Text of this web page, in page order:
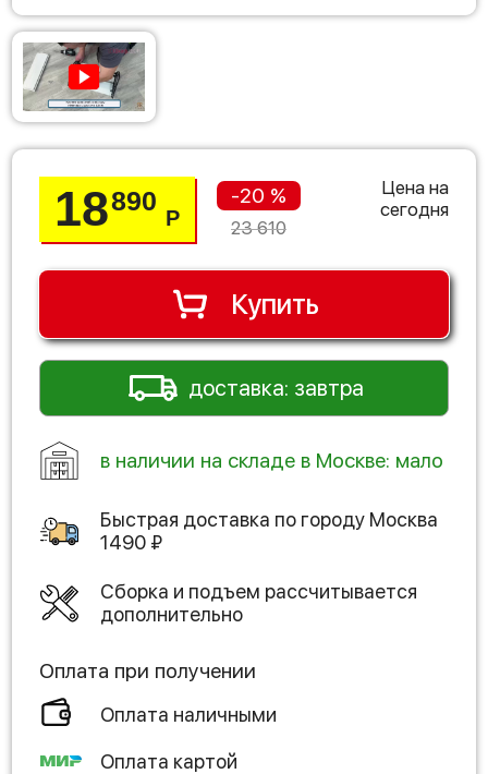
18890
Р
-20 %
23 610
Цена на
сегодня
Купить
доставка: завтра
в наличии на складе в Москве: мало
Быстрая доставка по городу Москва
1490 ₽
Сборка и подъем рассчитывается
дополнительно
Оплата при получении
Оплата наличными
Оплата картой